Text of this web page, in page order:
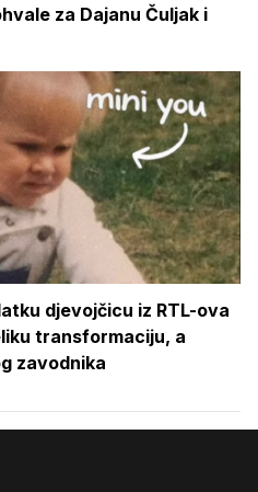
za Dajanu Čuljak i
djevojčicu iz RTL-ova
transformaciju, a
zavodnika